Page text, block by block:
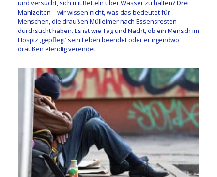
und versucht, sich mit Betteln über Wasser zu halten? Drei
Mahlzeiten – wir wissen nicht, was das bedeutet für
Menschen, die draußen Mülleimer nach Essensresten
durchsucht haben. Es ist wie Tag und Nacht, ob ein Mensch im
Hospiz ‚gepflegt’ sein Leben beendet oder er irgendwo
draußen elendig verendet.